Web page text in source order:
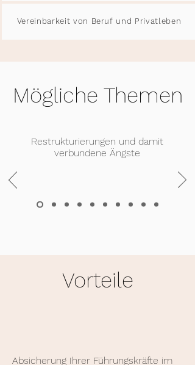
Vereinbarkeit von Beruf und Privatleben
Mögliche Themen
Restrukturierungen und damit
verbundene Ängste
Vorteile
Absicherung Ihrer Führungskräfte im